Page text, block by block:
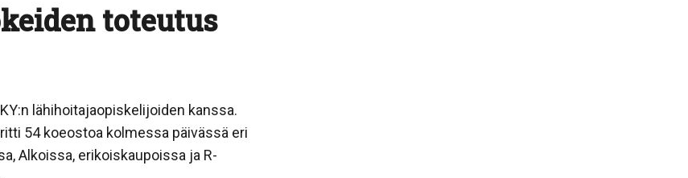
toteutus
lähihoitajaopiskelijoiden kanssa.
54 koeostoa kolmessa päivässä eri
Alkoissa, erikoiskaupoissa ja R-